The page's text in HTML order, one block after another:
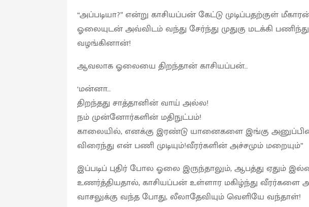
“அப்படியா?” என்று காசியப்பன் கேட்டு முடிப்பதற்குள்
ஓலையுடன் அவ்விடம் வந்து சேர்ந்து முதுகு மடக்கி
வழங்கினான்!
ஆவலாக ஓலையை திறந்தான் காசியப்பன்…
‘மன்னா…
திறந்தது சாத்தானின் வாய் அல்ல!
நம் முன்னோர்களின் மதிநுட்பம்!
காலையில், எனக்கு இரண்டு யானைகளை இங்கு
விரைந்து என் பணி முடியும்!வீரர்களின் அச்சமும் மறையும்”
இப்படிப் புதிர் போல ஓலை இருந்தாலும், ஆபத்து ஏதும்
உணர்த்தியதால், காசியப்பன் உள்ளார மகிழ்ந்து வீரர்களை
வாசலுக்கு வந்த போது, லீலாதேவியும் வெளியே வந்தாள்!